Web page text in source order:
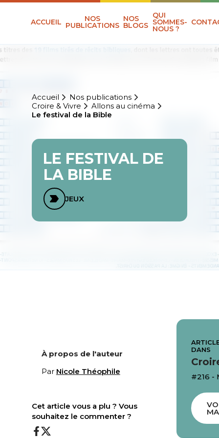
ACCUEIL NOS
PUBLICATIONS
NOS
BLOGS
QUI
SOMMES-
NOUS ?
Accueil
Nos publications
Croire & Vivre
Allons au cinéma
Le festival de la Bible
LE FESTIVAL DE
LA BIBLE
JEUX
À propos de l'auteur
Par Nicole Théophile
Cet article vous a plu ? Vous
souhaitez le commenter ?
DANS
#216 -